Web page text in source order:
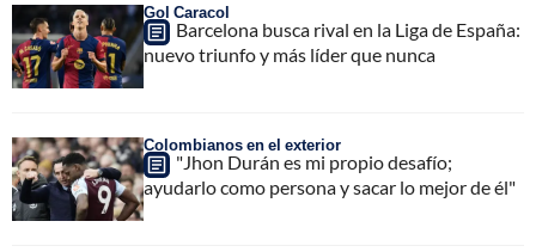
Gol Caracol
Barcelona busca rival en la Liga de España:
nuevo triunfo y más líder que nunca
Colombianos en el exterior
"Jhon Durán es mi propio desafío;
ayudarlo como persona y sacar lo mejor de él"